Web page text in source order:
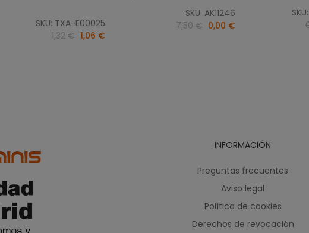
SKU: TXA-E00025
1,32 € 1,06 €
SKU: AK11246
7,50 € 0,00 €
INFORMACIÓN
Preguntas frecuentes
Aviso legal
Política de cookies
Derechos de revocación